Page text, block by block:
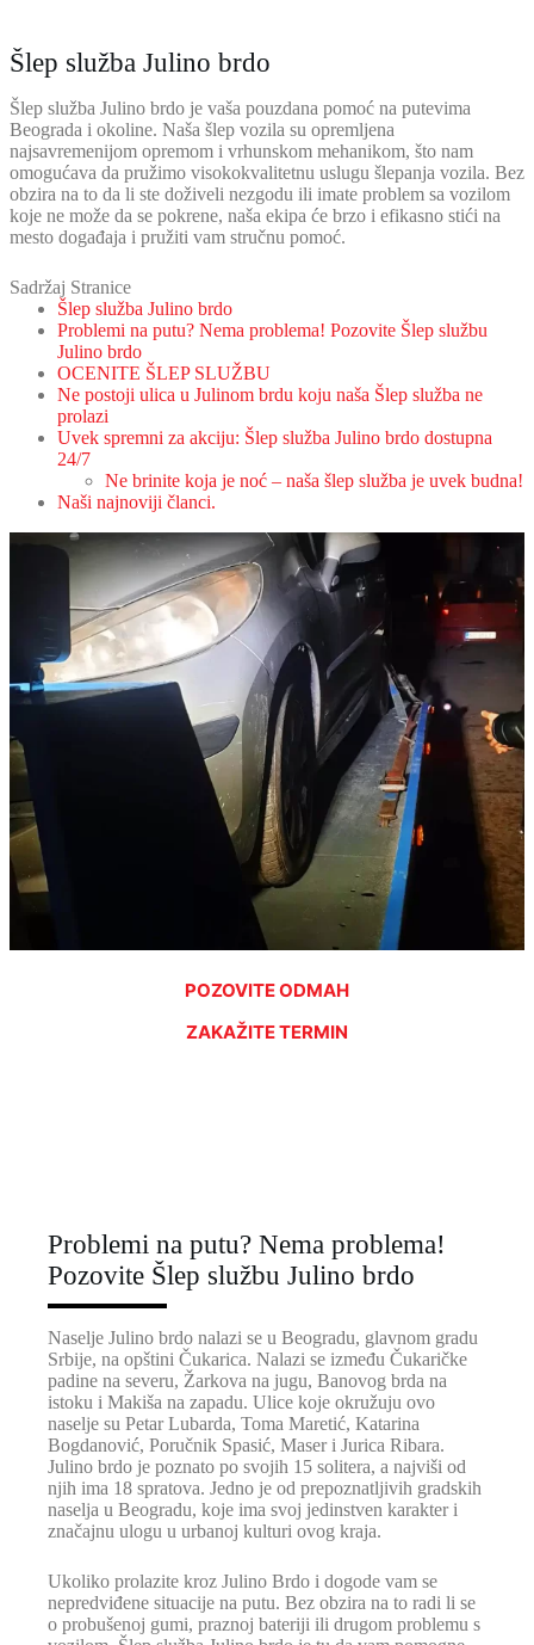
Šlep služba Julino brdo
Šlep služba Julino brdo je vaša pouzdana pomoć na putevima
Beograda i okoline. Naša šlep vozila su opremljena
najsavremenijom opremom i vrhunskom mehanikom, što nam
omogućava da pružimo visokokvalitetnu uslugu šlepanja vozila. Bez
obzira na to da li ste doživeli nezgodu ili imate problem sa vozilom
koje ne može da se pokrene, naša ekipa će brzo i efikasno stići na
mesto događaja i pružiti vam stručnu pomoć.
Sadržaj Stranice
Šlep služba Julino brdo
Problemi na putu? Nema problema! Pozovite Šlep službu
Julino brdo
OCENITE ŠLEP SLUŽBU
Ne postoji ulica u Julinom brdu koju naša Šlep služba ne
prolazi
Uvek spremni za akciju: Šlep služba Julino brdo dostupna
24/7
Ne brinite koja je noć – naša šlep služba je uvek budna!
Naši najnoviji članci.
POZOVITE ODMAH
ZAKAŽITE TERMIN
Problemi na putu? Nema problema!
Pozovite Šlep službu Julino brdo
Naselje Julino brdo nalazi se u Beogradu, glavnom gradu
Srbije, na opštini Čukarica. Nalazi se između Čukaričke
padine na severu, Žarkova na jugu, Banovog brda na
istoku i Makiša na zapadu. Ulice koje okružuju ovo
naselje su Petar Lubarda, Toma Maretić, Katarina
Bogdanović, Poručnik Spasić, Maser i Jurica Ribara.
Julino brdo je poznato po svojih 15 solitera, a najviši od
njih ima 18 spratova. Jedno je od prepoznatljivih gradskih
naselja u Beogradu, koje ima svoj jedinstven karakter i
značajnu ulogu u urbanoj kulturi ovog kraja.
Ukoliko prolazite kroz Julino Brdo i dogode vam se
nepredviđene situacije na putu. Bez obzira na to radi li se
o probušenoj gumi, praznoj bateriji ili drugom problemu s